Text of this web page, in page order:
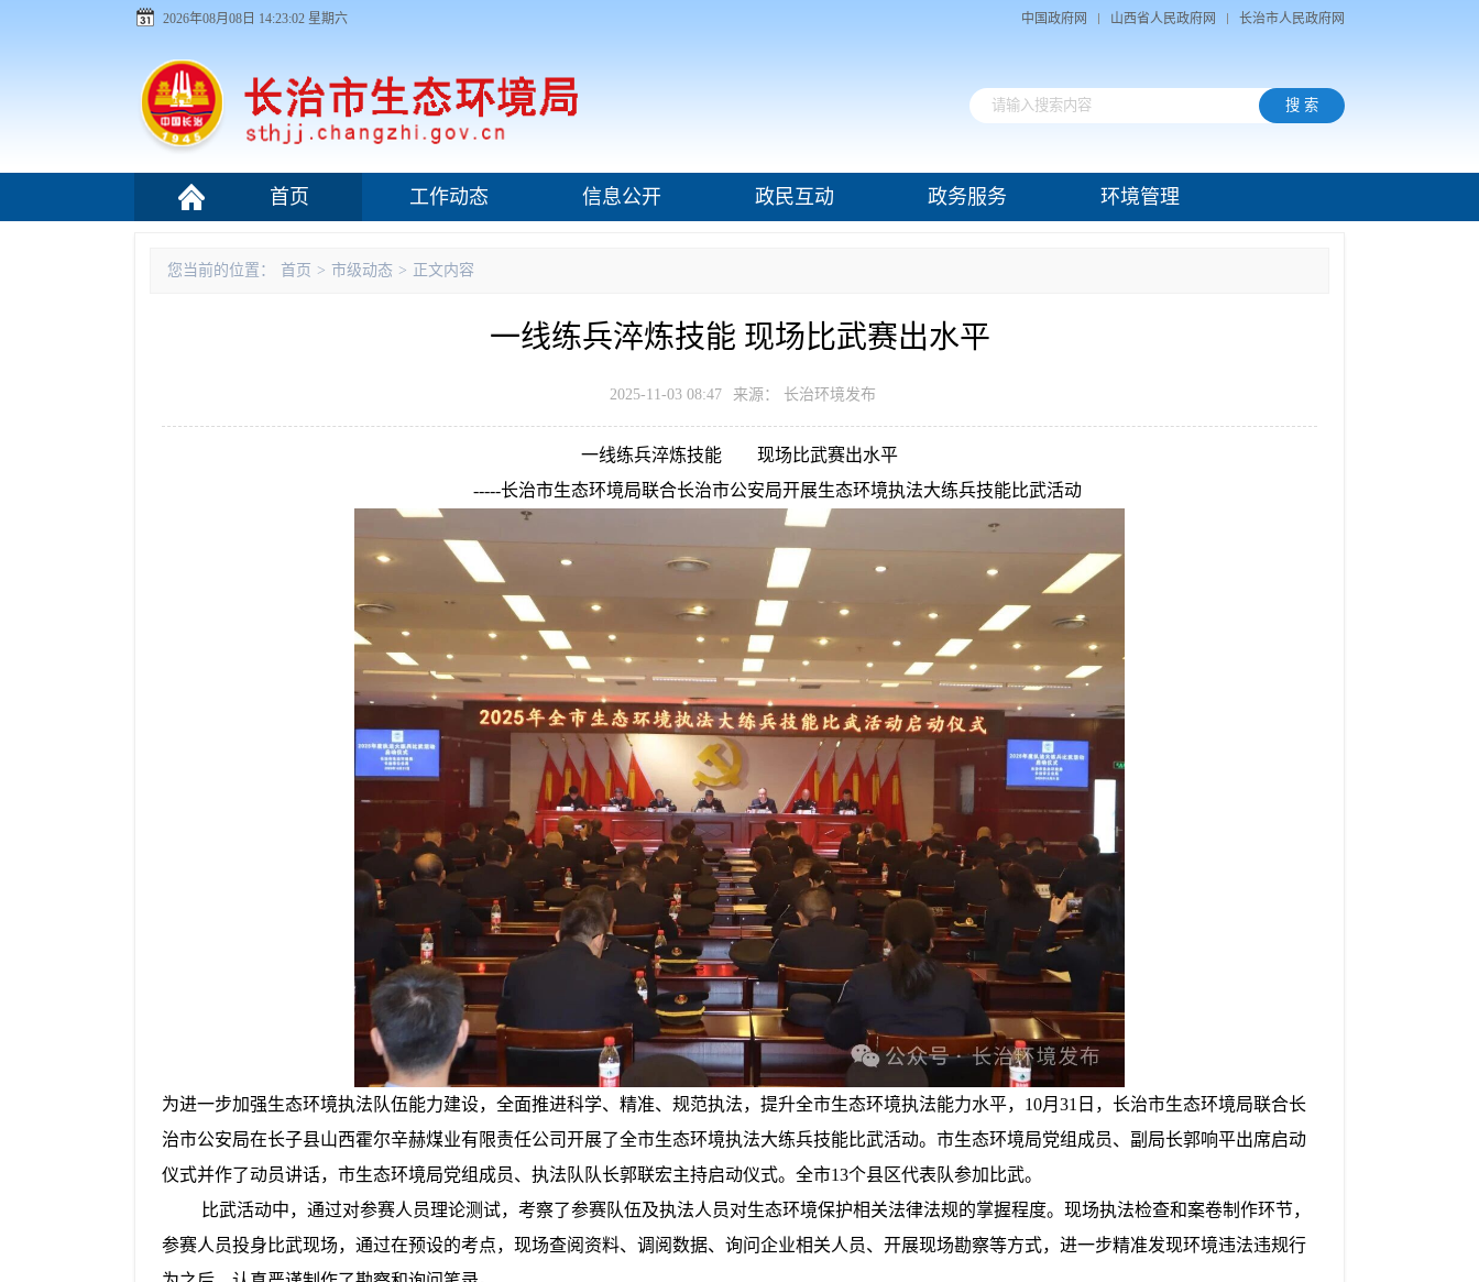
2026年08月08日 14:23:03 星期六 中国政府网 山西省人民政府网 长治市人民政府网
首页 工作动态 信息公开 政民互动 政务服务 环境管理
您当前的位置： 首页 > 市级动态 > 正文内容
一线练兵淬炼技能 现场比武赛出水平
2025-11-03 08:47 来源： 长治环境发布
一线练兵淬炼技能 现场比武赛出水平
-----长治市生态环境局联合长治市公安局开展生态环境执法大练兵技能比武活动
为进一步加强生态环境执法队伍能力建设，全面推进科学、精准、规范执法，提升全市生态环境执法能力水平， 10月31日，长治市生态环境局联合长
治市公安局在长子县山西霍尔辛赫煤业有限责任公司开展了全市生态环境执法大练兵技能比武活动。市生态环境局党组成员、副局长郭响平出席启动
仪式并作了动员讲话，市生态环境局党组成员、执法队队长郭联宏主持启动仪式。全市13个县区代表队参加比武。
比武活动中，通过对参赛人员理论测试， 考察了参赛队伍及执法人员对生态环境保护相关法律法规的掌握程度。现场执法检查和案卷制作环节，
参赛人员投身比武现场，通过在预设的考点，现场查阅资料、调阅数据、询问企业相关人员、开展现场勘察等方式，进一步精准发现环境违法违规行